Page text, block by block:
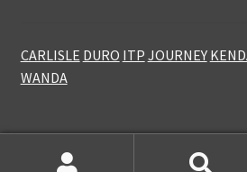
CARLISLE DURO ITP JOURNEY
WANDA